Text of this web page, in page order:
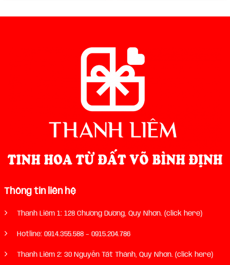
Thông tin liên hệ
Thanh Liêm 1: 128 Chương Dương, Quy Nhơn. (click here)
Hotline: 0914.355.588 – 0915.204.786
Thanh Liêm 2: 30 Nguyễn Tất Thành, Quy Nhơn. (click here)